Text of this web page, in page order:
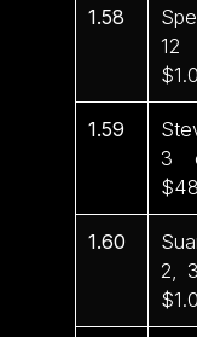
1.58
12
1.59
3
1.60
2,